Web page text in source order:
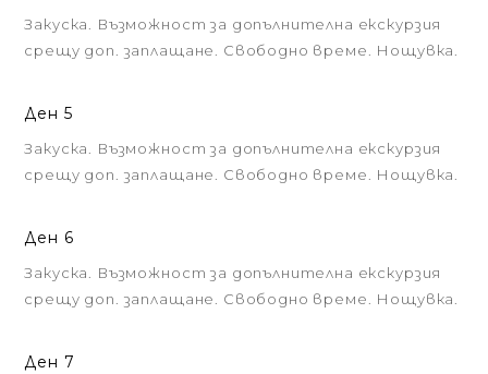
Закуска. Възможност за допълнителна екскурзия
срещу доп. заплащане. Свободно време. Нощувка.
Ден 5
Закуска. Възможност за допълнителна екскурзия
срещу доп. заплащане. Свободно време. Нощувка.
Ден 6
Закуска. Възможност за допълнителна екскурзия
срещу доп. заплащане. Свободно време. Нощувка.
Ден 7